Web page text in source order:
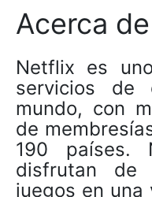
Acerca
Netflix es
servicios de
mundo, con
de
190 países.
disfrutan de
juegos en una